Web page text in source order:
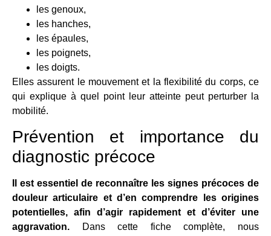
les genoux,
les hanches,
les épaules,
les poignets,
les doigts.
Elles assurent le mouvement et la flexibilité du corps, ce
qui explique à quel point leur atteinte peut perturber la
mobilité.
Prévention et importance du
diagnostic précoce
Il est essentiel de reconnaître les signes précoces de
douleur articulaire et d’en comprendre les origines
potentielles, afin d’agir rapidement et d’éviter une
aggravation. Dans cette fiche complète, nous